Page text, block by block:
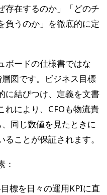
存在するのか」「どのチ
負うのか」を徹底的に定
ボードの仕様書ではな
図です。ビジネス目標
に結びつけ、定義を文書
れにより、CFOも物流責
同じ数値を見たときに
ることが保証されます。
：
標を日々の運用KPIに直